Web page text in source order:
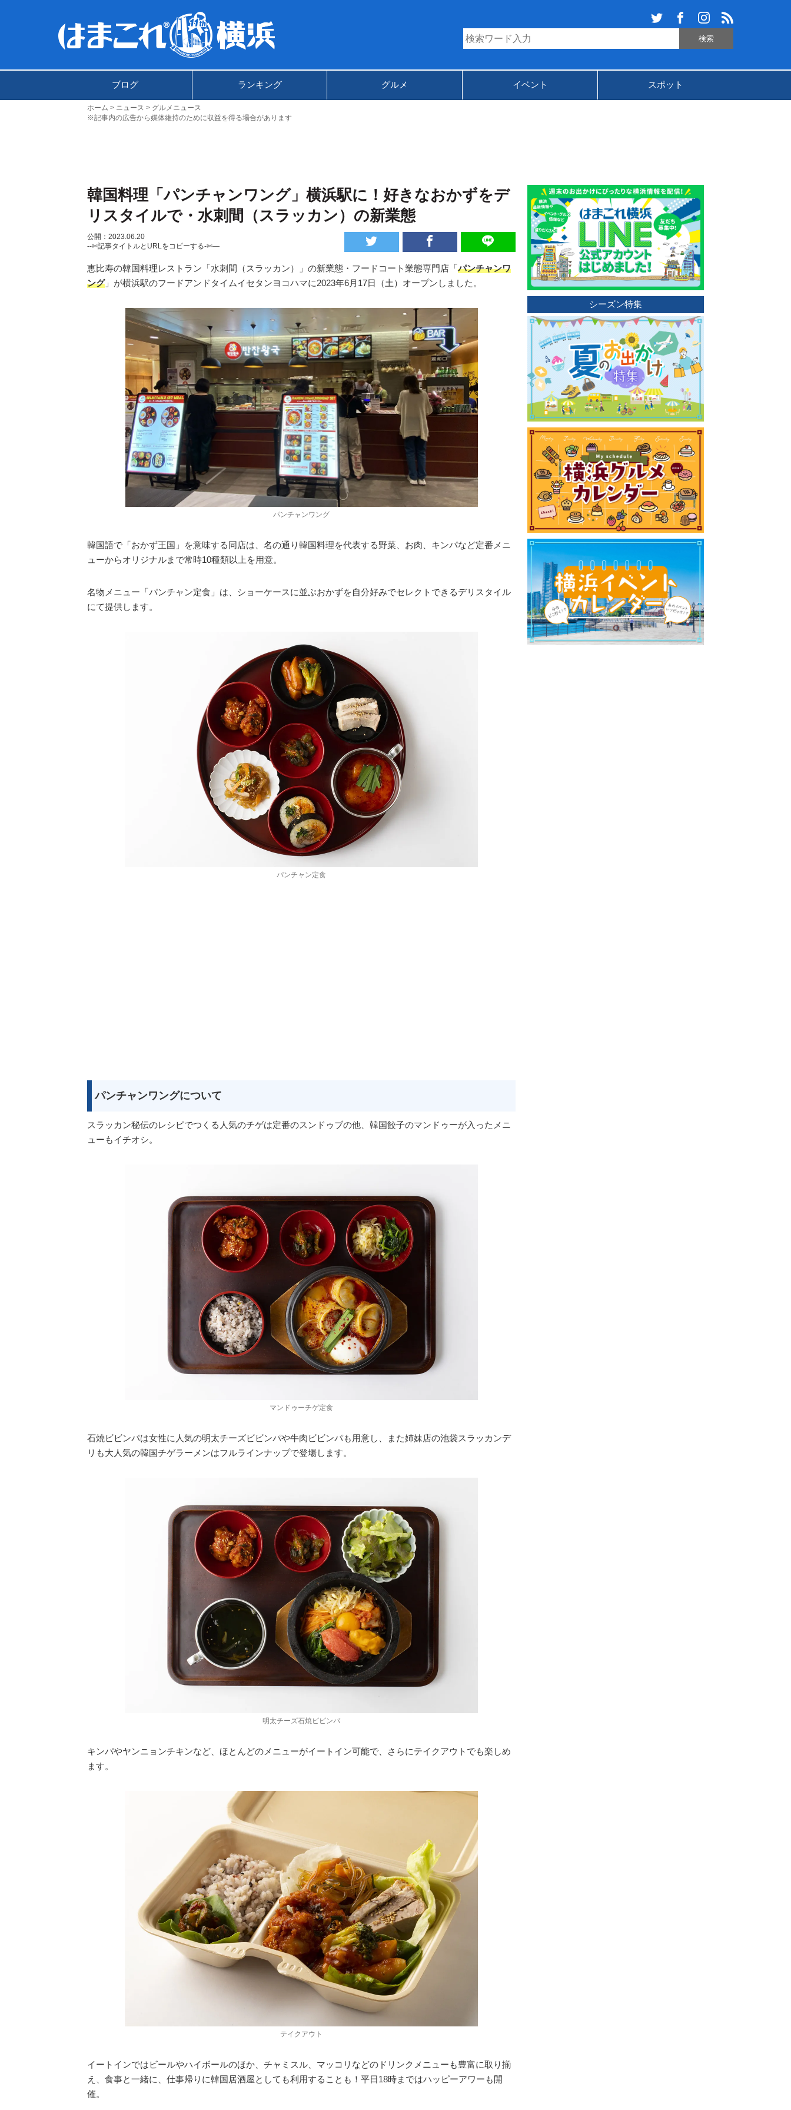
ブログ ランキング グルメ イベント スポット
ホーム ニュース
グルメニュース
※記事内の広告から媒体維持のために収益を得る場合があります
韓国料理「パンチャンワング」横浜駅に！好きなおかずをデ
リスタイルで・水刺間（スラッカン）の新業態
公開：2023.06.20
--✄記事タイトルとURLをコピーする-✄—
恵比寿の韓国料理レストラン「水刺間（スラッカン）」の新業態・フードコート業態専門店「パンチャンワ
ング」が横浜駅のフードアンドタイムイセタンヨコハマに2023年6月17日（土）オープンしました。
パンチャンワング
韓国語で「おかず王国」を意味する同店は、名の通り韓国料理を代表する野菜、お肉、キンパなど定番メニ
ューからオリジナルまで常時10種類以上を用意。
名物メニュー「パンチャン定食」は、ショーケースに並ぶおかずを自分好みでセレクトできるデリスタイル
にて提供します。
パンチャン定食
パンチャンワングについて
スラッカン秘伝のレシピでつくる人気のチゲは定番のスンドゥブの他、韓国餃子のマンドゥーが入ったメニ
ューもイチオシ。
マンドゥーチゲ定食
石焼ビビンパは女性に人気の明太チーズビビンパや牛肉ビビンパも用意し、また姉妹店の池袋スラッカンデ
リも大人気の韓国チゲラーメンはフルラインナップで登場します。
明太チーズ石焼ビビンパ
キンパやヤンニョンチキンなど、ほとんどのメニューがイートイン可能で、さらにテイクアウトでも楽しめ
ます。
テイクアウト
イートインではビールやハイボールのほか、チャミスル、マッコリなどのドリンクメニューも豊富に取り揃
え、食事と一緒に、仕事帰りに韓国居酒屋としても利用することも！平日18時まではハッピーアワーも開
催。
シーズン特集